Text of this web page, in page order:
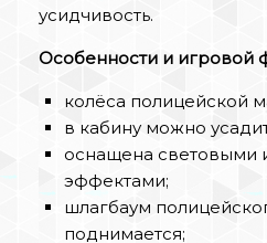
усидчивость.
Особенности и игровой
колёса полицейской
в кабину можно
оснащена световыми
эффектами;
шлагбаум
поднимается;